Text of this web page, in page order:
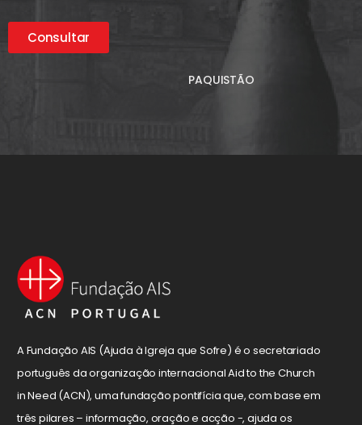
Consultar
PAQUISTÃO
A Fundação AIS (Ajuda à Igreja que Sofre) é o secretariado
português da organização internacional Aid to the Church
in Need (ACN), uma fundação pontifícia que, com base em
três pilares – informação, oração e acção -, ajuda os